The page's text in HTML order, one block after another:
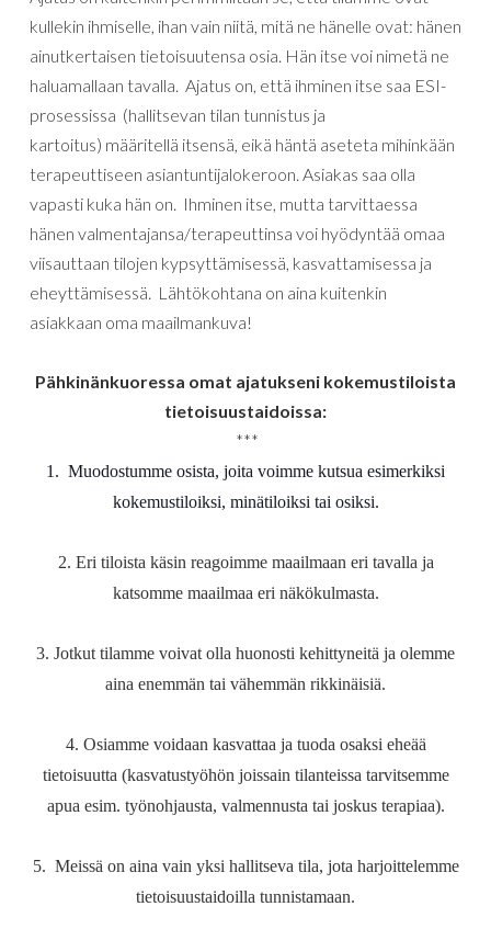
kullekin ihmiselle, ihan vain niitä, mitä ne hänelle ovat: hänen
ainutkertaisen tietoisuutensa osia. Hän itse voi nimetä ne
haluamallaan tavalla. Ajatus on, että ihminen itse saa ESI-
prosessissa (hallitsevan tilan tunnistus ja
kartoitus) määritellä itsensä, eikä häntä aseteta mihinkään
terapeuttiseen asiantuntijalokeroon. Asiakas saa olla
vapasti kuka hän on. Ihminen itse, mutta tarvittaessa
hänen valmentajansa/terapeuttinsa voi hyödyntää omaa
viisauttaan tilojen kypsyttämisessä, kasvattamisessa ja
eheyttämisessä. Lähtökohtana on aina kuitenkin
asiakkaan oma maailmankuva!
Pähkinänkuoressa omat ajatukseni kokemustiloista
tietoisuustaidoissa:
***
1. Muodostumme osista, joita voimme kutsua esimerkiksi
kokemustiloiksi, minätiloiksi tai osiksi.
2. Eri tiloista käsin reagoimme maailmaan eri tavalla ja
katsomme maailmaa eri näkökulmasta.
3. Jotkut tilamme voivat olla huonosti kehittyneitä ja olemme
aina enemmän tai vähemmän rikkinäisiä.
4. Osiamme voidaan kasvattaa ja tuoda osaksi eheää
tietoisuutta (kasvatustyöhön joissain tilanteissa tarvitsemme
apua esim. työnohjausta, valmennusta tai joskus terapiaa).
5. Meissä on aina vain yksi hallitseva tila, jota harjoittelemme
tietoisuustaidoilla tunnistamaan.